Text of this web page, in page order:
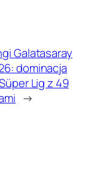
Galatasaray
dominacja
Lig z 49
→